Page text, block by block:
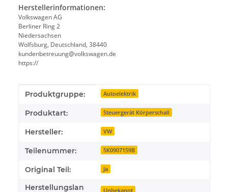
Herstellerinformationen:
Volkswagen AG
Berliner Ring 2
Niedersachsen
Wolfsburg, Deutschland, 38440
kundenbetreuung@volkswagen.de
https://
Produkteigenschaft
Wert
Produktgruppe: Autoelektrik
Produktart: Steuergerät Körperschall
Hersteller: VW
Teilenummer: 5K0907159B
Original Teil: Ja
Herstellungslan
Unbekannt